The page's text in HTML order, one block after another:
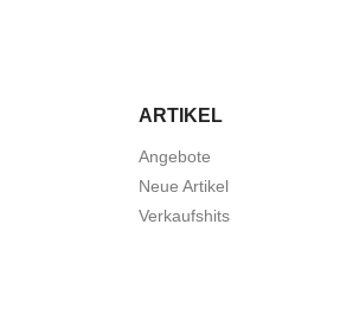
ARTIKEL
Angebote
Neue Artikel
Verkaufshits